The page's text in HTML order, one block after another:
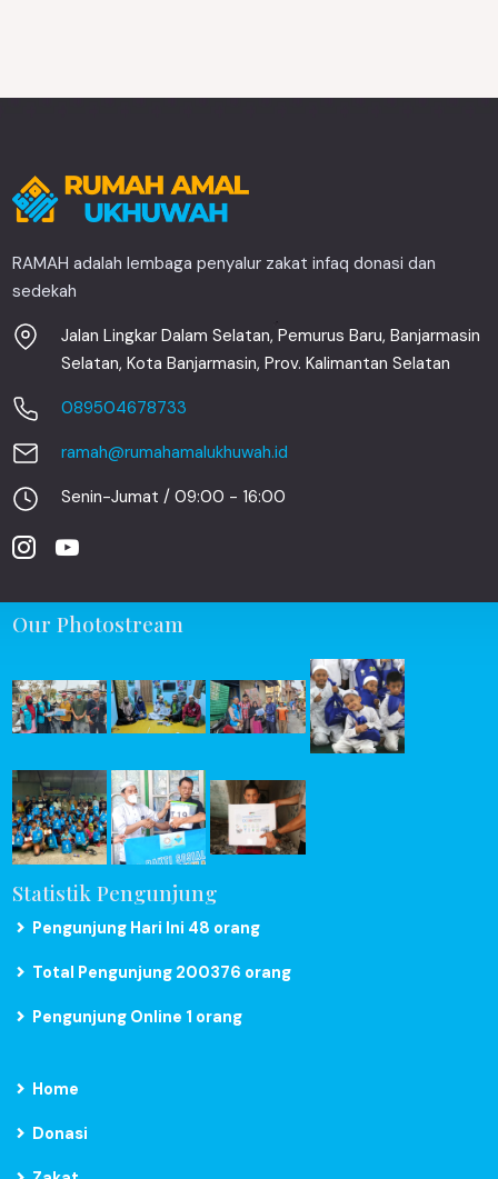
RAMAH adalah lembaga penyalur zakat infaq donasi dan
sedekah
Jalan Lingkar Dalam Selatan, Pemurus Baru, Banjarmasin
Selatan, Kota Banjarmasin, Prov. Kalimantan Selatan
089504678733
ramah@rumahamalukhuwah.id
Senin-Jumat / 09:00 - 16:00
Our Photostream
Statistik Pengunjung
Pengunjung Hari Ini 48 orang
Total Pengunjung 200376 orang
Pengunjung Online 1 orang
Home
Donasi